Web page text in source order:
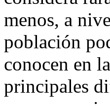
menos, a
población
conocen en
principales